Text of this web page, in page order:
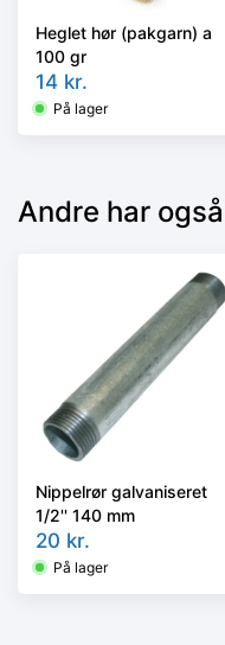
Heglet hør (pakgarn) a
100 gr
14 kr.
På lager
Andre har
Nippelrør galvaniseret
1/2'' 140 mm
20 kr.
På lager